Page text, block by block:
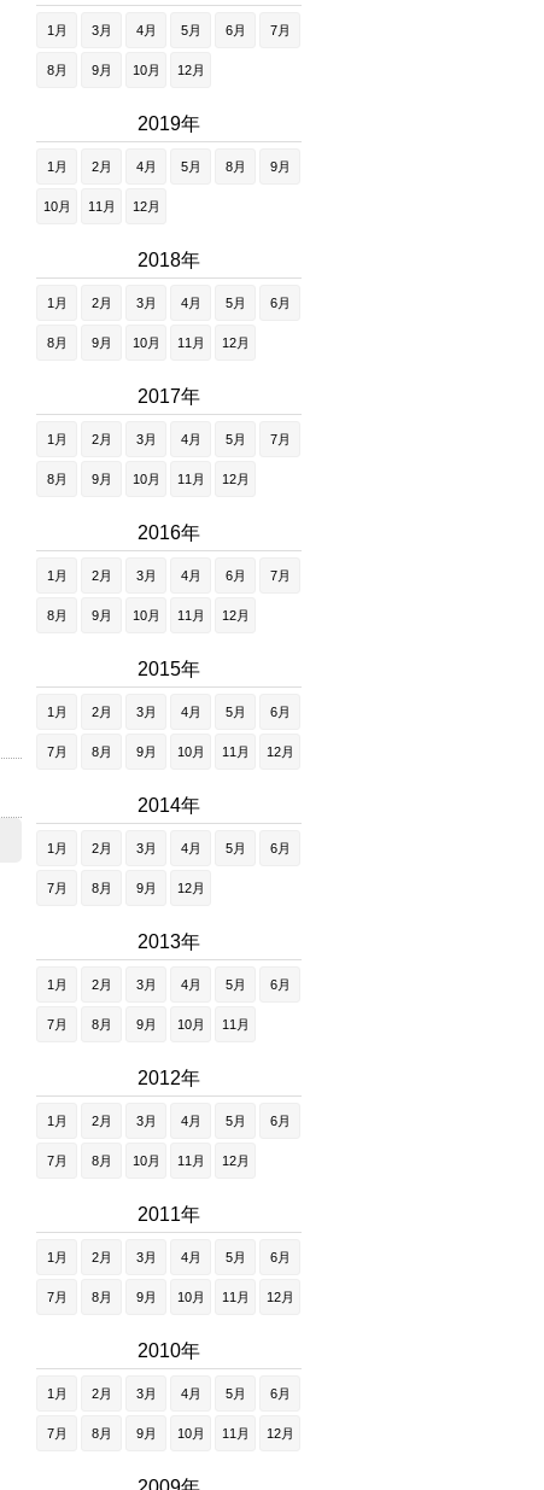
1月 3月 4月 5月 6月 7月
8月 9月 10月 12月
2019年
1月 2月 4月 5月 8月 9月
10月 11月 12月
2018年
1月 2月 3月 4月 5月 6月
8月 9月 10月 11月 12月
2017年
1月 2月 3月 4月 5月 7月
8月 9月 10月 11月 12月
2016年
1月 2月 3月 4月 6月 7月
8月 9月 10月 11月 12月
2015年
1月 2月 3月 4月 5月 6月
7月 8月 9月 10月 11月 12月
2014年
1月 2月 3月 4月 5月 6月
7月 8月 9月 12月
2013年
1月 2月 3月 4月 5月 6月
7月 8月 9月 10月 11月
2012年
1月 2月 3月 4月 5月 6月
7月 8月 10月 11月 12月
2011年
1月 2月 3月 4月 5月 6月
7月 8月 9月 10月 11月 12月
2010年
1月 2月 3月 4月 5月 6月
7月 8月 9月 10月 11月 12月